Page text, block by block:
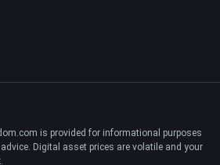
is provided for informational purposes
Digital asset prices are volatile and your